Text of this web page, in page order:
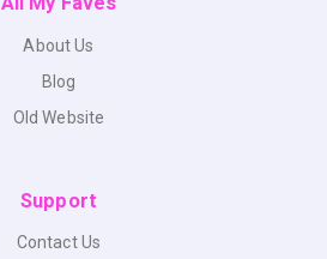
About Us
Blog
Old Website
Support
Contact Us